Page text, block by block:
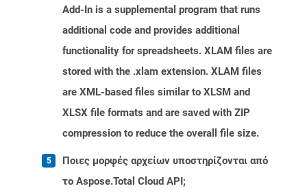
Add-In is a supplemental program that runs
additional code and provides additional
functionality for spreadsheets. XLAM files are
stored with the .xlam extension. XLAM files
are XML-based files similar to XLSM and
XLSX file formats and are saved with ZIP
compression to reduce the overall file size.
Ποιες μορφές αρχείων υποστηρίζονται από
το Aspose.Total Cloud API;